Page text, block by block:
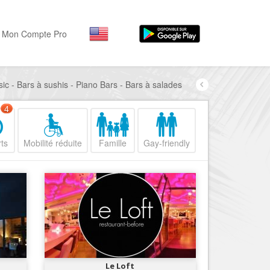
Par activité
Hôtels, ...
Visiter
Sortir
Restaurants, ...
Commerces
Mode, ...
Loisirs
Par quartiers
Nice Promenade du
Nice le Port
Nice le Vieux Nice
Nice le Coeur de Ville
Nice les Collines Niçoises
Nice le petit Marais Niçois
Nice la plaine du Var
Mon Compte Pro
- Bars à sushis - Piano Bars - Bars à salades
4
Mobilité réduite Famille Gay-friendly
Le Loft